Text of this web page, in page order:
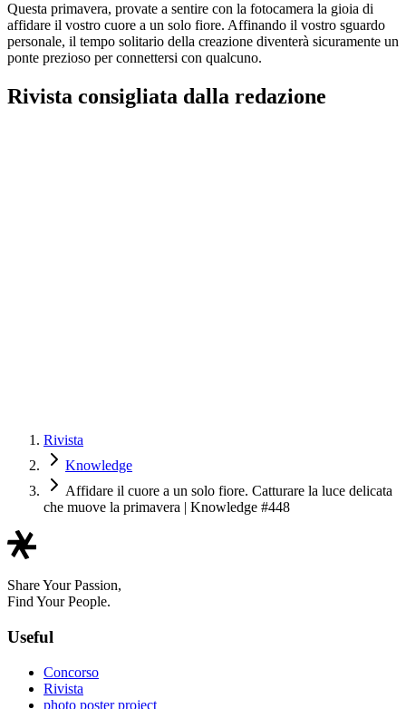
Questa primavera, provate a sentire con la fotocamera la gioia di
affidare il vostro cuore a un solo fiore. Affinando il vostro sguardo
personale, il tempo solitario della creazione diventerà sicuramente un
ponte prezioso per connettersi con qualcuno.
Rivista consigliata dalla redazione
Rivista
Knowledge
Affidare il cuore a un solo fiore. Catturare la luce delicata
che muove la primavera | Knowledge #448
Share Your Passion,
Find Your People.
Useful
Concorso
Rivista
photo poster project